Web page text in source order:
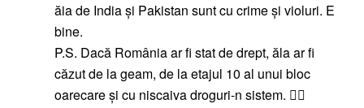
ăia de India și Pakistan sunt cu crime și violuri. E
bine.
P.S. Dacă România ar fi stat de drept, ăla ar fi
căzut de la geam, de la etajul 10 al unui bloc
oarecare și cu niscaiva droguri-n sistem. 🤷‍♂️